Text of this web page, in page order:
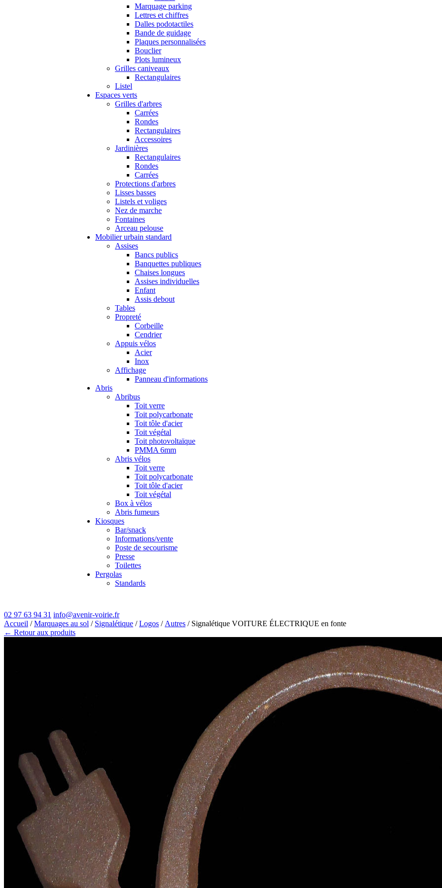
Marquage parking
Lettres et chiffres
Dalles podotactiles
Bande de guidage
Plaques personnalisées
Bouclier
Plots lumineux
Grilles caniveaux
Rectangulaires
Listel
Espaces verts
Grilles d'arbres
Carrées
Rondes
Rectangulaires
Accessoires
Jardinières
Rectangulaires
Rondes
Carrées
Protections d'arbres
Lisses basses
Listels et voliges
Nez de marche
Fontaines
Arceau pelouse
Mobilier urbain standard
Assises
Bancs publics
Banquettes publiques
Chaises longues
Assises individuelles
Enfant
Assis debout
Tables
Propreté
Corbeille
Cendrier
Appuis vélos
Acier
Inox
Affichage
Panneau d'informations
Abris
Abribus
Toit verre
Toit polycarbonate
Toit tôle d'acier
Toit végétal
Toit photovoltaïque
PMMA 6mm
Abris vélos
Toit verre
Toit polycarbonate
Toit tôle d'acier
Toit végétal
Box à vélos
Abris fumeurs
Kiosques
Bar/snack
Informations/vente
Poste de secourisme
Presse
Toilettes
Pergolas
Standards
02 97 63 94 31 info@avenir-voirie.fr
Accueil /Marquages au sol / Signalétique /Logos / Autres / Signalétique VOITURE ÉLECTRIQUE en fonte
← Retour aux produits